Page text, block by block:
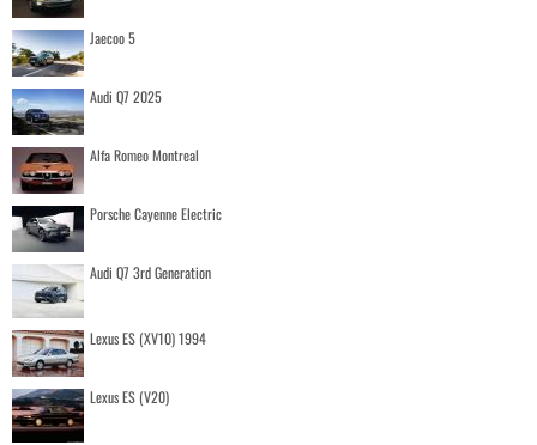
Jaecoo 5
Audi Q7 2025
Alfa Romeo Montreal
Porsche Cayenne Electric
Audi Q7 3rd Generation
Lexus ES (XV10) 1994
Lexus ES (V20)